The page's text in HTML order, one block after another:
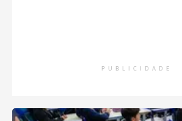
PUBLICIDADE